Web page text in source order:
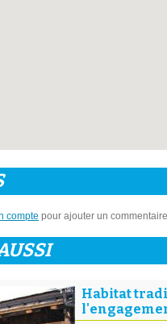
compte pour ajouter un
Habitat